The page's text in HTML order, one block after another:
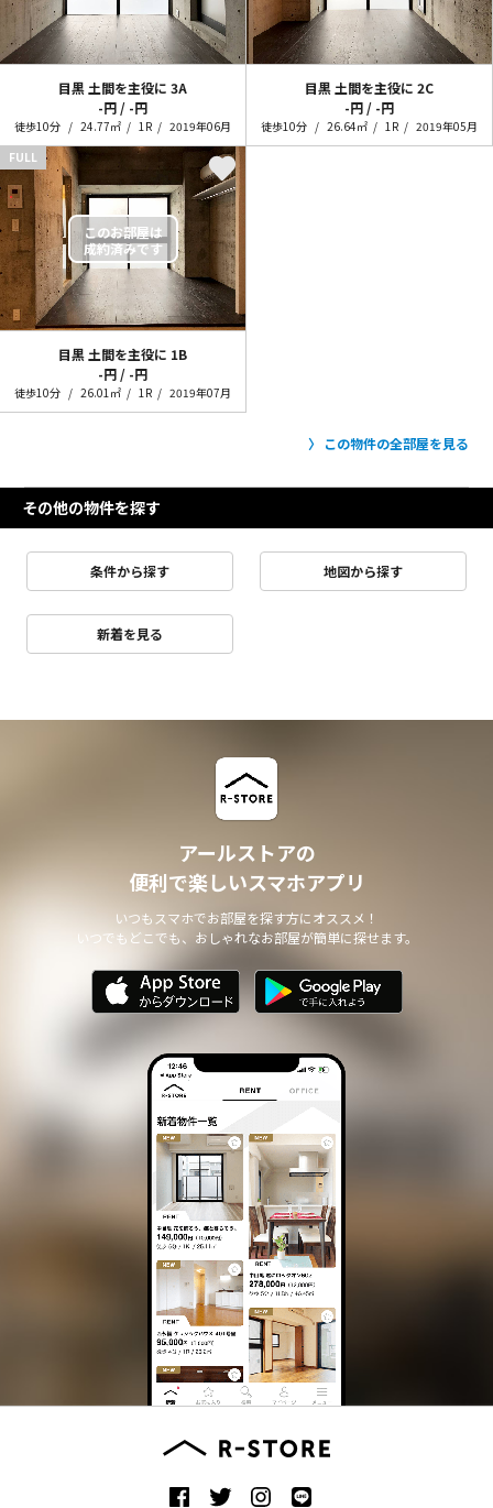
目黒 土間を主役に 3A
-円 / -円
徒歩10分 24.77㎡ 1R 2019年06月
目黒 土間を主役に 2C
-円 / -円
徒歩10分 26.64㎡ 1R
2019年05月
FULL
目黒 土間を主役に 1B
-円 / -円
徒歩10分 26.01㎡ 1R 2019年07月
この物件の全部屋を見る
その他の物件を探す
条件から探す 地図から探す
新着を見る
アールストアの
便利で楽しいスマホアプリ
いつもスマホでお部屋を探す方にオススメ！
いつでもどこでも、おしゃれなお部屋が簡単に探せます。